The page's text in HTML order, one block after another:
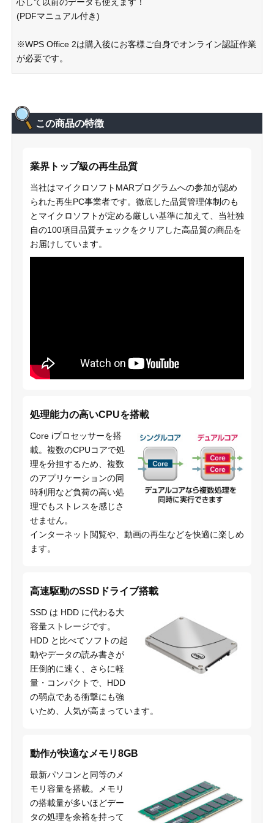
(PDFマニュアル付き)
※WPS Office 2は購入後にお客様ご自身でオンライン認証作業
が必要です。
この商品の特徴
業界トップ級の再生品質
当社はマイクロソフトMARプログラムへの参加が認め
られた再生PC事業者です。徹底した品質管理体制のも
とマイクロソフトが定める厳しい基準に加えて、当社独
自の100項目品質チェックをクリアした高品質の商品を
お届けしています。
処理能力の高いCPUを搭載
Core iプロセッサーを搭
載。複数のCPUコアで処
理を分担するため、複数
のアプリケーションの同
時利用など負荷の高い処
理でもストレスを感じさ
せません。
インターネット閲覧や、動画の再生などを快適に楽しめ
ます。
高速駆動のSSDドライブ搭載
SSD は HDD に代わる大
容量ストレージです。
HDD と比べてソフトの起
動やデータの読み書きが
圧倒的に速く、さらに軽
量・コンパクトで、HDD
の弱点である衝撃にも強
いため、人気が高まっています。
動作が快適なメモリ8GB
最新パソコンと同等のメ
モリ容量を搭載。メモリ
の搭載量が多いほどデー
タの処理を余裕を持って